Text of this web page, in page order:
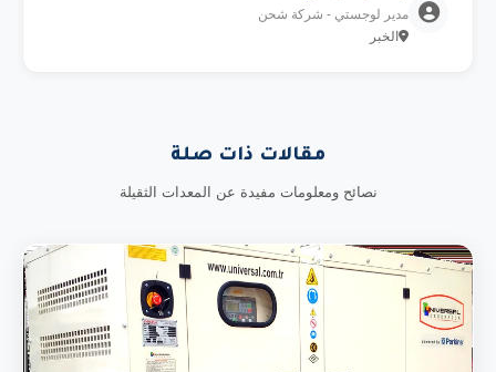
مدير لوجستي - شركة شحن
الخبر
مقالات ذات صلة
نصائح ومعلومات مفيدة عن المعدات الثقيلة